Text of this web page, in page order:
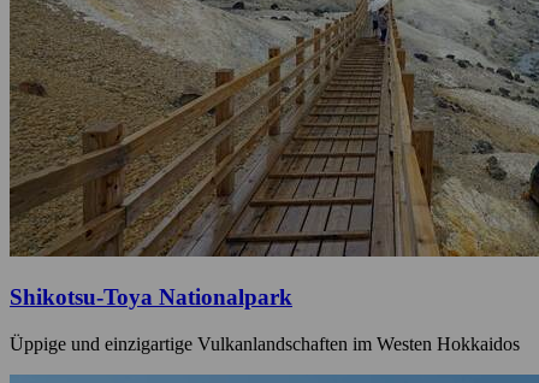
Shikotsu-Toya Nationalpark
Üppige und einzigartige Vulkanlandschaften im Westen Hokkaidos